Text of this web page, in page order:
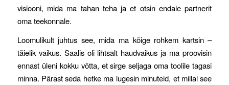
visiooni, mida ma tahan teha ja et otsin endale partnerit
oma teekonnale.
Loomulikult juhtus see, mida ma kõige rohkem kartsin –
täielik vaikus. Saalis oli lihtsalt haudvaikus ja ma proovisin
ennast üleni kokku võtta, et sirge seljaga oma toolile tagasi
minna. Pärast seda hetke ma lugesin minuteid, et millal see